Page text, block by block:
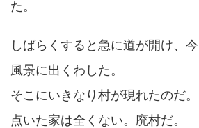
た。
しばらくすると急に道が開け、
風景に出くわした。
そこにいきなり村が現れたのだ
点いた家は全くない。廃村だ。